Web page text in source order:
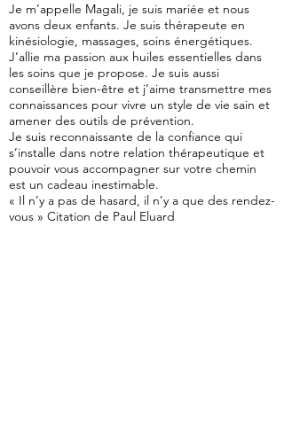
Je m’appelle Magali, je suis mariée et nous
avons deux enfants. Je suis thérapeute en
kinésiologie, massages, soins énergétiques.
J’allie ma passion aux huiles essentielles dans
les soins que je propose. Je suis aussi
conseillère bien-être et j’aime transmettre mes
connaissances pour vivre un style de vie sain et
amener des outils de prévention.
Je suis reconnaissante de la confiance qui
s’installe dans notre relation thérapeutique et
pouvoir vous accompagner sur votre chemin
est un cadeau inestimable.
« Il n’y a pas de hasard, il n’y a que des rendez-
vous » Citation de Paul Eluard